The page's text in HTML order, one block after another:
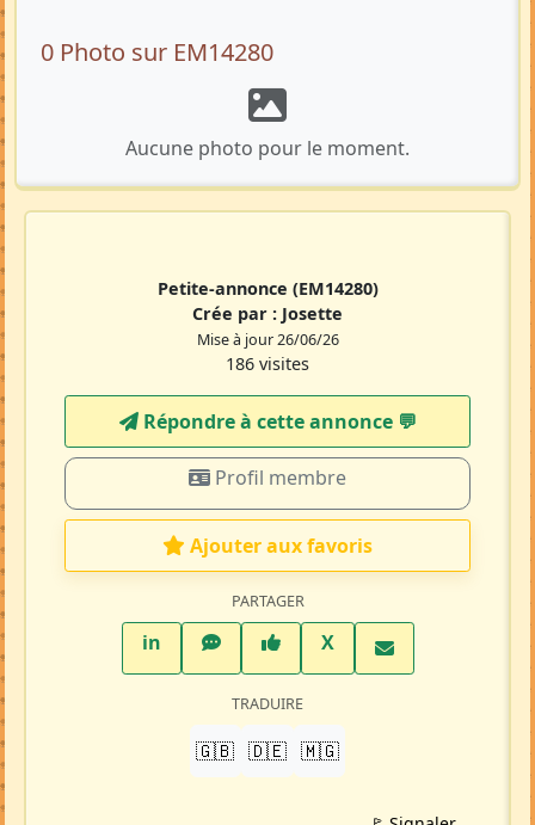
0 Photo sur EM14280
Aucune photo pour le moment.
Petite-annonce (EM14280)
Crée par : Josette
Mise à jour 26/06/26
186 visites
Répondre à cette annonce 💬​
Profil membre
Ajouter aux favoris
PARTAGER
inLinkedInWhatsAppFacebook
XTwitter X
TRADUIRE
🇬🇧 🇩🇪 🇲🇬